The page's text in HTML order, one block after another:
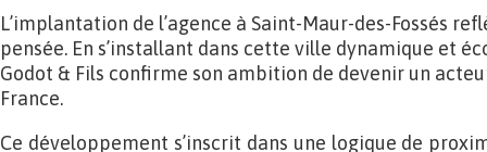
L’implantation de l’agence à Saint-Maur-des-Fossés
pensée. En s’installant dans cette ville dynamique et
Godot & Fils confirme son ambition de devenir un
France.
Ce développement s’inscrit dans une logique de